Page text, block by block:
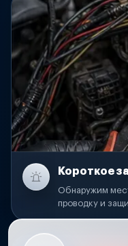
Короткое
Обнаружим
проводку и